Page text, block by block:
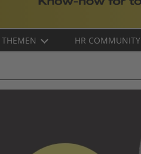
THEMEN HR COMMUNITY